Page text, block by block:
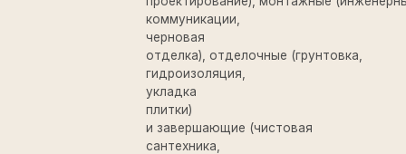
коммуникации,
черновая
отделка), отделочные (грунтовка,
гидроизоляция,
укладка
плитки)
и завершающие (чистовая
сантехника,